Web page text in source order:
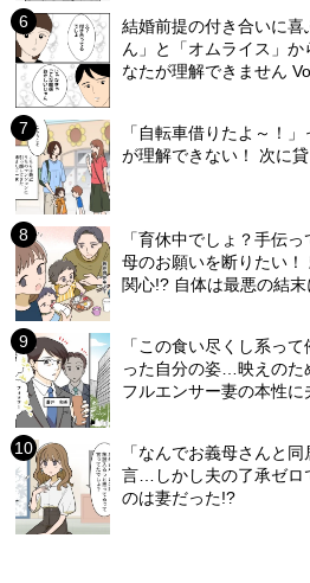
結婚前提の付き合いに
ん」と「オムライス」
なたが理解できません
「自転車借りたよ～！
が理解できない！ 次に
「育休中でしょ？手伝
母のお願いを断りたい
関心!? 自体は最悪の結末
「この食い尽くし系っ
った自分の姿…映えのた
フルエンサー妻の本性に
「なんでお義母さんと
言…しかし夫の了承ゼロ
のは妻だった!?